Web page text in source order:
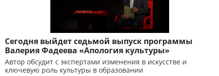
Сегодня выйдет седьмой выпуск программы
Валерия Фадеева «Апология культуры»
Автор обсудит с экспертами изменения в искусстве и
ключевую роль культуры в образовании